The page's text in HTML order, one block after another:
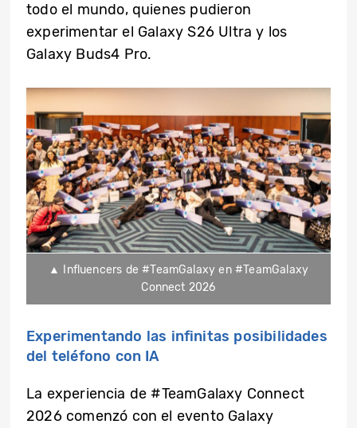
todo el mundo, quienes pudieron
experimentar el Galaxy S26 Ultra y los
Galaxy Buds4 Pro.
▲ Influencers de #TeamGalaxy en #TeamGalaxy
Connect 2026
Experimentando las infinitas posibilidades
del teléfono con IA
La experiencia de #TeamGalaxy Connect
2026 comenzó con el evento Galaxy